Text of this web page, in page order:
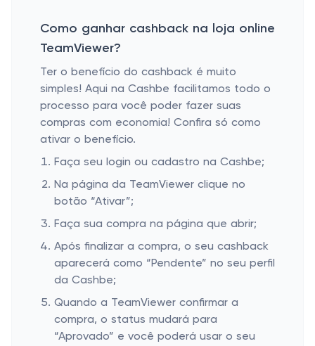
Como ganhar cashback na loja online
TeamViewer?
Ter o benefício do cashback é muito
simples! Aqui na Cashbe facilitamos todo o
processo para você poder fazer suas
compras com economia! Confira só como
ativar o benefício.
Faça seu login ou cadastro na Cashbe;
Na página da TeamViewer clique no
botão “Ativar”;
Faça sua compra na página que abrir;
Após finalizar a compra, o seu cashback
aparecerá como “Pendente” no seu perfil
da Cashbe;
Quando a TeamViewer confirmar a
compra, o status mudará para
“Aprovado” e você poderá usar o seu